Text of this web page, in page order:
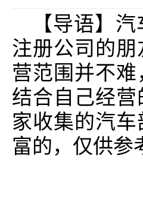
【导语】
注册公司的
营范围并不
结合自己经
家收集的汽
富的，仅供参